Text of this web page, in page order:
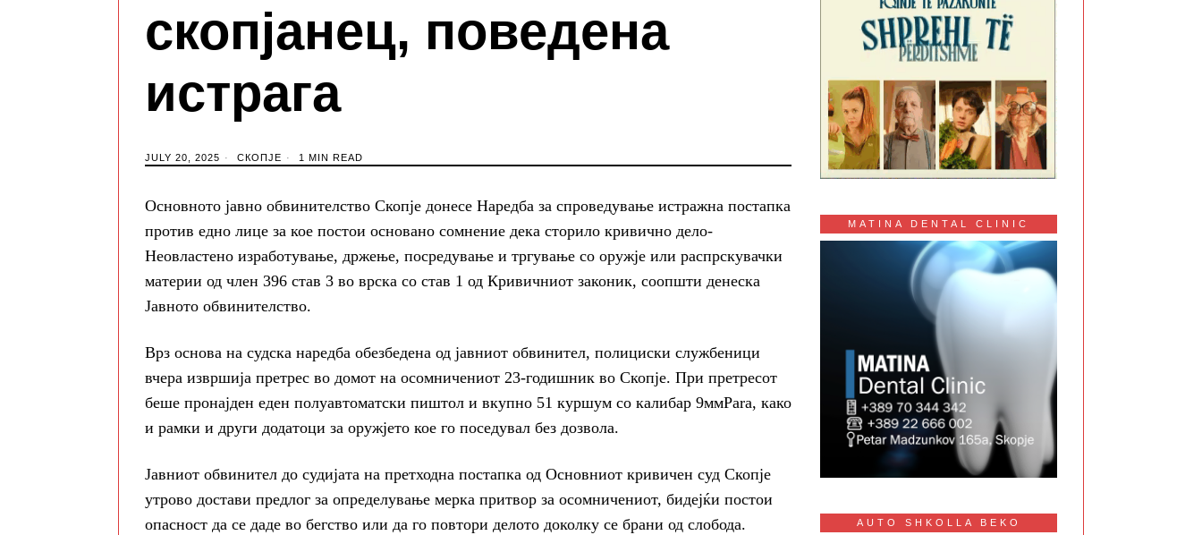
скопјанец, поведена
истрага
JULY 20, 2025 СКОПЈЕ 1 MIN READ
Основното јавно обвинителство Скопје донесе Наредба за спроведување истражна постапка
против едно лице за кое постои основано сомнение дека сторило кривично дело-
Неовластено изработување, држење, посредување и тргување со оружје или распрскувачки
материи од член 396 став 3 во врска со став 1 од Кривичниот законик, соопшти денеска
Јавното обвинителство.
Врз основа на судска наредба обезбедена од јавниот обвинител, полициски службеници
вчера извршија претрес во домот на осомничениот 23-годишник во Скопје. При претресот
беше пронајден еден полуавтоматски пиштол и вкупно 51 куршум со калибар 9ммPara, како
и рамки и други додатоци за оружјето кое го поседувал без дозвола.
Јавниот обвинител до судијата на претходна постапка од Основниот кривичен суд Скопје
утрово достави предлог за определување мерка притвор за осомничениот, бидејќи постои
опасност да се даде во бегство или да го повтори делото доколку се брани од слобода.
MATINA DENTAL CLINIC
AUTO SHKOLLA BEKO